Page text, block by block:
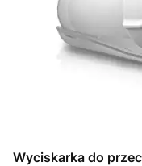
Wyciskarka do